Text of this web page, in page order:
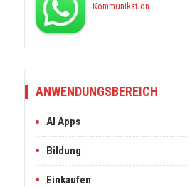
Kommunikation
ANWENDUNGSBEREICH
AI Apps
Bildung
Einkaufen